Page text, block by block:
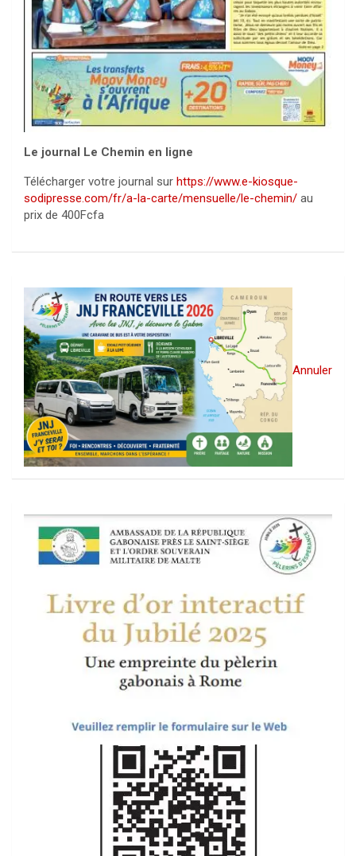
Le journal Le Chemin en ligne
Télécharger votre journal sur https://www.e-kiosque-
sodipresse.com/fr/a-la-carte/mensuelle/le-chemin/ au
prix de 400Fcfa
Annuler